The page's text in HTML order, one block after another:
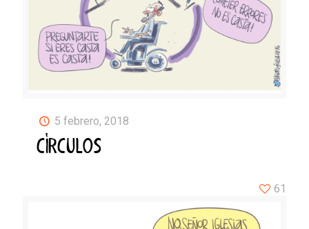
5 febrero, 2018
CÍRCULOS
61